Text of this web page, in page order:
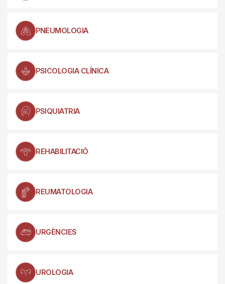
PNEUMOLOGIA
PSICOLOGIA CLÍNICA
PSIQUIATRIA
REHABILITACIÓ
REUMATOLOGIA
URGÈNCIES
UROLOGIA